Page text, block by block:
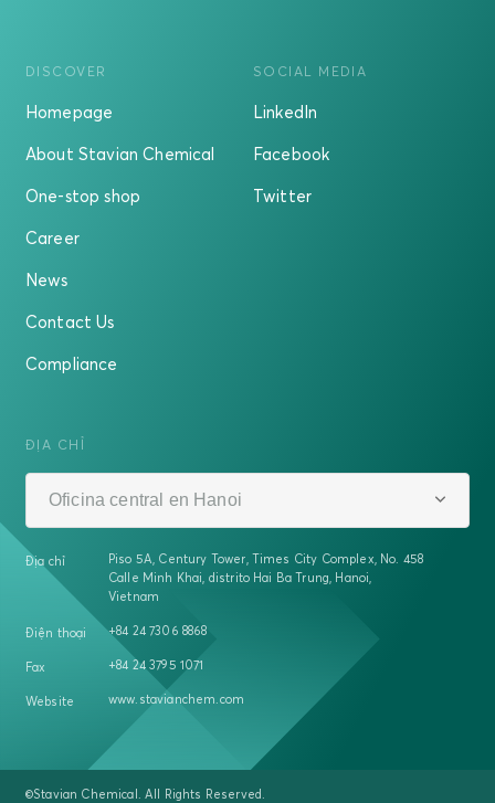
DISCOVER
Homepage
About Stavian Chemical
One-stop shop
Career
News
Contact Us
Compliance
SOCIAL MEDIA
LinkedIn
Facebook
Twitter
ĐỊA CHỈ
Oficina central en Hanoi
Địa chỉ
Piso 5A, Century Tower, Times City Complex, No. 458
Calle Minh Khai, distrito Hai Ba Trung, Hanoi,
Vietnam
Điện thoại +84 24 7306 8868
Fax +84 24 3795 1071
Website www.stavianchem.com
©Stavian Chemical. All Rights Reserved.